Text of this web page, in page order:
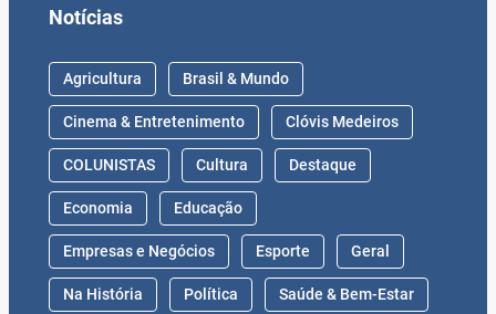
Notícias
Agricultura Brasil & Mundo
Cinema & Entretenimento Clóvis Medeiros
COLUNISTAS Cultura Destaque
Economia Educação
Empresas e Negócios Esporte Geral
Na História Política Saúde & Bem-Estar